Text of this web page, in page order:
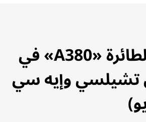
هبوط نادر لطائرة «A380» في
تشيلسي وإيه سي